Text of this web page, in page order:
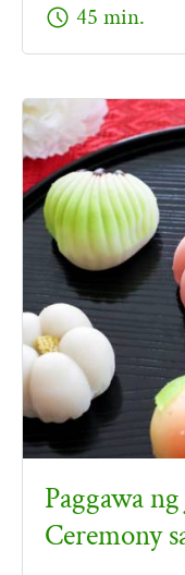
schedule 45 min.
Paggawa
Ceremony